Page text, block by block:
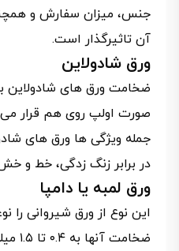
جنس، میزان سفارش و
آن تاثیرگذار است.
ورق شادولاین
صورت اولپ روی هم قرار می
جمله ویژگی ها ورق های
در برابر زنگ زدگی، خط و
ورق لمبه یا دامپا
این نوع از ورق شیروانی را